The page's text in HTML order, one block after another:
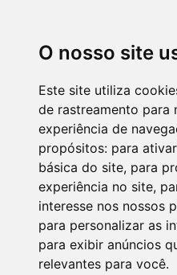
O nosso site
Este site utiliza
de rastreamento para
experiência de
propósitos: para
básica do site, para
experiência no site,
interesse nos nossos
para personalizar as
para exibir anúncios
relevantes para você.